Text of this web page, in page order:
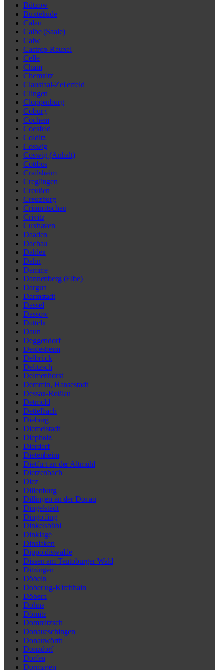
Bützow
Buxtehude
Calau
Calbe (Saale)
Calw
Castrop-Rauxel
Celle
Cham
Chemnitz
Clausthal-Zellerfeld
Clingen
Cloppenburg
Coburg
Cochem
Coesfeld
Colditz
Coswig
Coswig (Anhalt)
Cottbus
Crailsheim
Creglingen
Creußen
Creuzburg
Crimmitschau
Crivitz
Cuxhaven
Daaden
Dachau
Dahlen
Dahn
Damme
Dannenberg (Elbe)
Dargun
Darmstadt
Dassel
Dassow
Datteln
Daun
Deggendorf
Deidesheim
Delbrück
Delitzsch
Delmenhorst
Demmin, Hansestadt
Dessau-Roßlau
Detmold
Dettelbach
Dieburg
Diemelstadt
Diepholz
Dierdorf
Dietenheim
Dietfurt an der Altmühl
Dietzenbach
Diez
Dillenburg
Dillingen an der Donau
Dingelstädt
Dingolfing
Dinkelsbühl
Dinklage
Dinslaken
Dippoldiswalde
Dissen am Teutoburger Wald
Ditzingen
Döbeln
Doberlug-Kirchhain
Döbern
Dohna
Dömitz
Dommitzsch
Donaueschingen
Donauwörth
Donzdorf
Dorfen
Dormagen